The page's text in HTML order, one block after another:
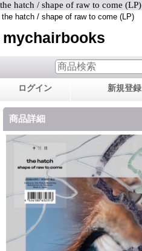
the hatch / shape of raw to come (LP)
the hatch / shape of raw to come (LP)
mychairbooks
ログイン 新規登録
商品詳細